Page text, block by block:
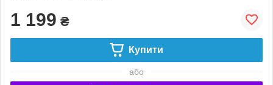
1 199 ₴
Купити
або